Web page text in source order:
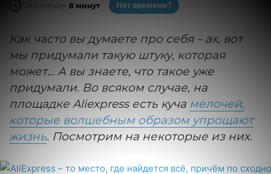
На чтение: 8 минут Нет времени?
Как часто вы думаете про себя – ах, вот
мы придумали такую штуку, которая
может… А вы знаете, что такое уже
придумали. Во всяком случае, на
площадке Aliexpress есть куча мелочей,
которые волшебным образом упрощают
жизнь. Посмотрим на некоторые из них.